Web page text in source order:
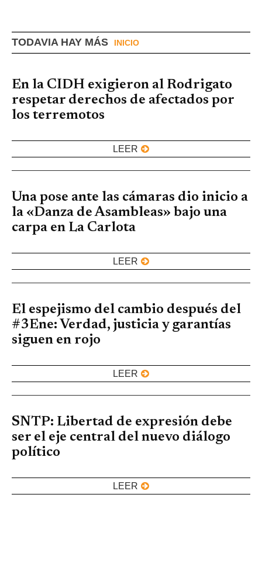
TODAVIA HAY MÁS INICIO
En la CIDH exigieron al Rodrigato
respetar derechos de afectados por
los terremotos
LEER
Una pose ante las cámaras dio inicio a
la «Danza de Asambleas» bajo una
carpa en La Carlota
LEER
El espejismo del cambio después del
#3Ene: Verdad, justicia y garantías
siguen en rojo
LEER
SNTP: Libertad de expresión debe
ser el eje central del nuevo diálogo
político
LEER